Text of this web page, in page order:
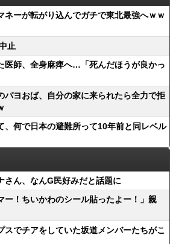
ネーが転がり込んでガチで東北最強へｗｗ
止
医師、全身麻痺へ…「死んだほうが良かっ
パヨおば、自分の家に来られたら全力で拒
、何で日本の避難所って10年前と同レベル
さん、なんG民好みだと話題に
ー！ちいかわのシール貼ったよー！」親
スでチアをしていた坂道メンバーたちがこ